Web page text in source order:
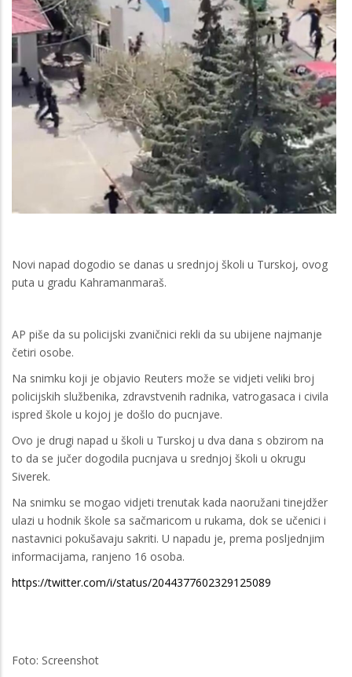
Novi napad dogodio se danas u srednjoj školi u Turskoj, ovog
puta u gradu Kahramanmaraš.
AP piše da su policijski zvaničnici rekli da su ubijene najmanje
četiri osobe.
Na snimku koji je objavio Reuters može se vidjeti veliki broj
policijskih službenika, zdravstvenih radnika, vatrogasaca i civila
ispred škole u kojoj je došlo do pucnjave.
Ovo je drugi napad u školi u Turskoj u dva dana s obzirom na
to da se jučer dogodila pucnjava u srednjoj školi u okrugu
Siverek.
Na snimku se mogao vidjeti trenutak kada naoružani tinejdžer
ulazi u hodnik škole sa sačmaricom u rukama, dok se učenici i
nastavnici pokušavaju sakriti. U napadu je, prema posljednjim
informacijama, ranjeno 16 osoba.
https://twitter.com/i/status/2044377602329125089
Foto: Screenshot